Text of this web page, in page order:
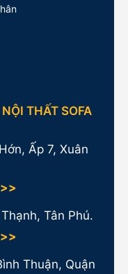
THẤT SOFA
Ấp 7, Xuân
Tân Phú.
Thuận, Quận